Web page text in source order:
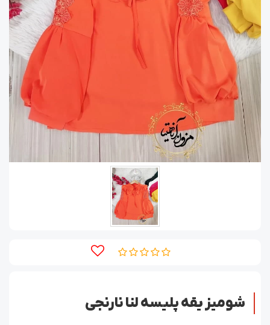
شومیز یقه پلیسه لنا نارنجی